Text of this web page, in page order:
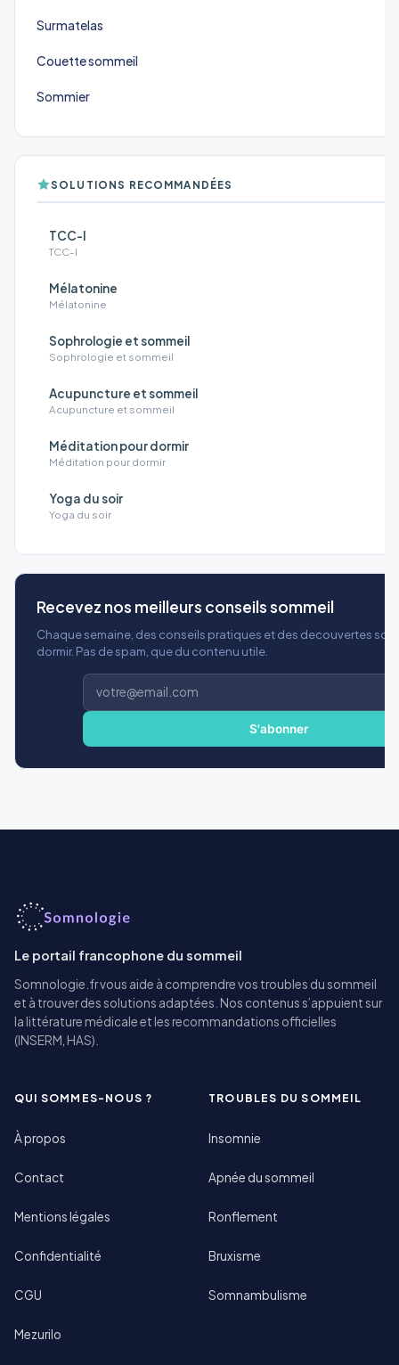
Surmatelas
Couette sommeil
Sommier
SOLUTIONS RECOMMANDÉES
TCC-I
TCC-I
Mélatonine
Mélatonine
Sophrologie et sommeil
Sophrologie et sommeil
Acupuncture et sommeil
Acupuncture et sommeil
Méditation pour dormir
Méditation pour dormir
Yoga du soir
Yoga du soir
Recevez nos meilleurs conseils sommeil
Chaque semaine, des conseils pratiques et des decouvertes
dormir. Pas de spam, que du contenu utile.
Adresse
e-
S'abonner
Le portail francophone du sommeil
Somnologie.fr vous aide à comprendre vos troubles du sommeil
et à trouver des solutions adaptées. Nos contenus s’appuient sur
la littérature médicale et les recommandations officielles
(INSERM, HAS).
QUI SOMMES-NOUS ?
À propos
Contact
Mentions légales
Confidentialité
CGU
Mezurilo
TROUBLES DU SOMMEIL
Insomnie
Apnée du sommeil
Ronflement
Bruxisme
Somnambulisme